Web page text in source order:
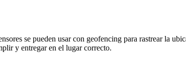
se pueden usar con geofencing para rastrear la
y entregar en el lugar correcto.